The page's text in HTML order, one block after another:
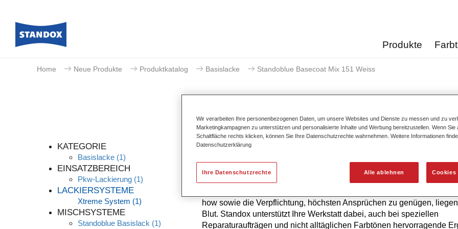
Produkte
Home Neue Produkte Produktkatalog Basislacke Standoblue Basecoat Mix 151 Weiss
KATEGORIE
Basislacke (1)
EINSATZBEREICH
Pkw-Lackierung (1)
LACKIERSYSTEME
Xtreme System (1)
MISCHSYSTEME
Standoblue Basislack (1)
Standoblue Basecoat
Die höchste Farbtongenauigkeit von Standoblue Basislack ist das
how sowie die Verpflichtung, höchsten Ansprüchen zu genügen,
Blut. Standox unterstützt Ihre Werkstatt dabei, auch bei speziellen
Reparaturaufträgen und nicht alltäglichen Farbtönen hervorragende
Wir verarbeiten Ihre personenbezogenen Daten, um unsere Websites und Dienste zu messen und zu
Marketingkampagnen zu unterstützen und personalisierte Inhalte und Werbung bereitzustellen. Wenn Sie
Schaltfläche rechts klicken, können Sie Ihre Datenschutzrechte wahrnehmen. Weitere Informationen
Datenschutzerklärung
Alle ablehnen Cookies
Ihre Datenschutzrechte